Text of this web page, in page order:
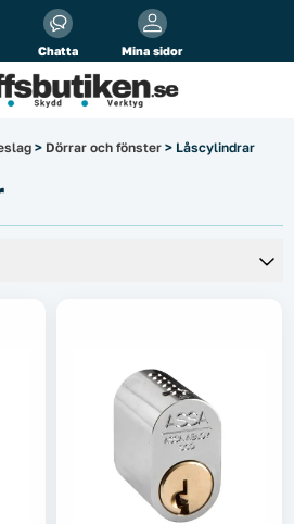
Chatta Mina sidor
visasinkl. moms!
Privat
> Dörrar och fönster > Låscylindrar